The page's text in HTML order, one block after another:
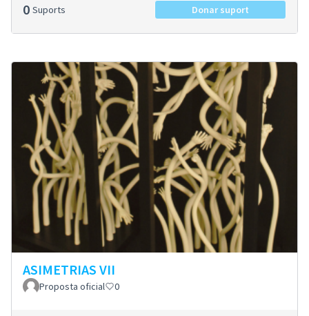
0 Suports Donar suport
ASIMETRIAS VII
Proposta oficial 0